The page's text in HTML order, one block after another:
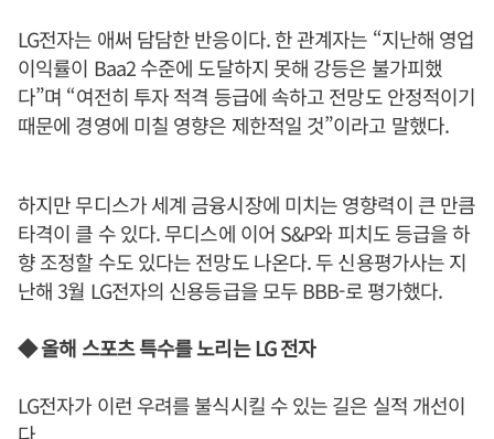
LG전자는 애써 담담한 반응이다. 한 관계자는 “지난해 영업
이익률이 Baa2 수준에 도달하지 못해 강등은 불가피했
다”며 “여전히 투자 적격 등급에 속하고 전망도 안정적이기
때문에 경영에 미칠 영향은 제한적일 것”이라고 말했다.
하지만 무디스가 세계 금융시장에 미치는 영향력이 큰 만큼
타격이 클 수 있다. 무디스에 이어 S&P와 피치도 등급을 하
향 조정할 수도 있다는 전망도 나온다. 두 신용평가사는 지
난해 3월 LG전자의 신용등급을 모두 BBB-로 평가했다.
◆ 올해 스포츠 특수를 노리는 LG 전자
LG전자가 이런 우려를 불식시킬 수 있는 길은 실적 개선이